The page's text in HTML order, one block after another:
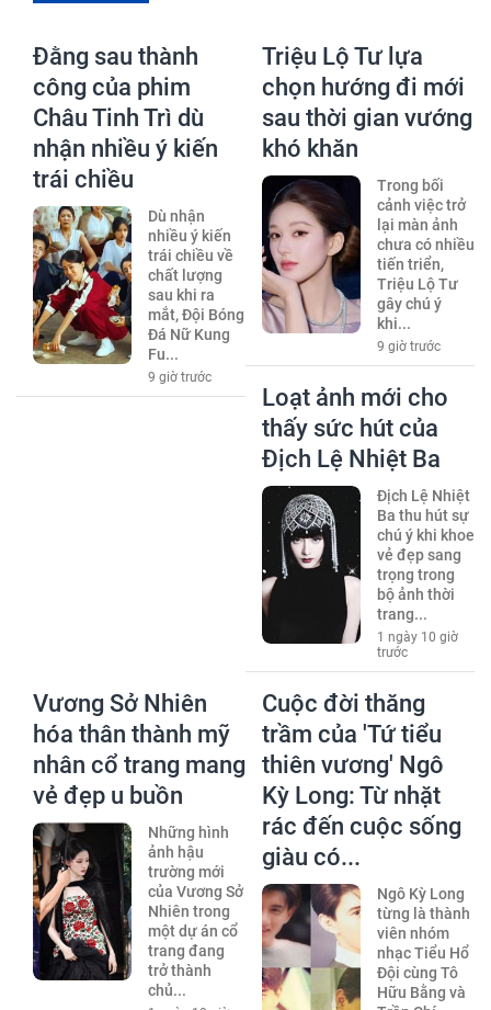
Đằng sau thành
công của phim
Châu Tinh Trì dù
nhận nhiều ý kiến
trái chiều
Dù nhận
nhiều ý kiến
trái chiều về
chất lượng
sau khi ra
mắt, Đội Bóng
Đá Nữ Kung
Fu...
9 giờ trước
Triệu Lộ Tư lựa
chọn hướng đi mới
sau thời gian vướng
khó khăn
Trong bối
cảnh việc trở
lại màn ảnh
chưa có nhiều
tiến triển,
Triệu Lộ Tư
gây chú ý
khi...
9 giờ trước
Loạt ảnh mới cho
thấy sức hút của
Địch Lệ Nhiệt Ba
Địch Lệ Nhiệt
Ba thu hút sự
chú ý khi khoe
vẻ đẹp sang
trọng trong
bộ ảnh thời
trang...
1 ngày 10 giờ
trước
Vương Sở Nhiên
hóa thân thành mỹ
nhân cổ trang mang
vẻ đẹp u buồn
Những hình
ảnh hậu
trường mới
của Vương Sở
Nhiên trong
một dự án cổ
trang đang
trở thành
chủ...
Cuộc đời thăng
trầm của 'Tứ tiểu
thiên vương' Ngô
Kỳ Long: Từ nhặt
rác đến cuộc sống
giàu có...
Ngô Kỳ Long
từng là thành
viên nhóm
nhạc Tiểu Hổ
Đội cùng Tô
Hữu Bằng và